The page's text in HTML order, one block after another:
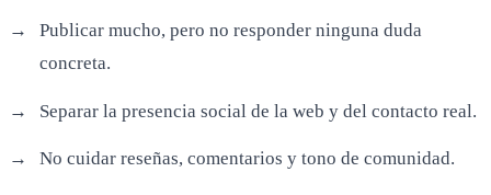
Publicar mucho, pero no responder ninguna duda
concreta.
Separar la presencia social de la web y del contacto real.
No cuidar reseñas, comentarios y tono de comunidad.